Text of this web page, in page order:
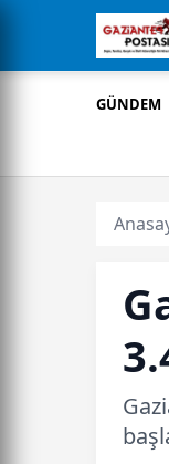
GÜNDEM